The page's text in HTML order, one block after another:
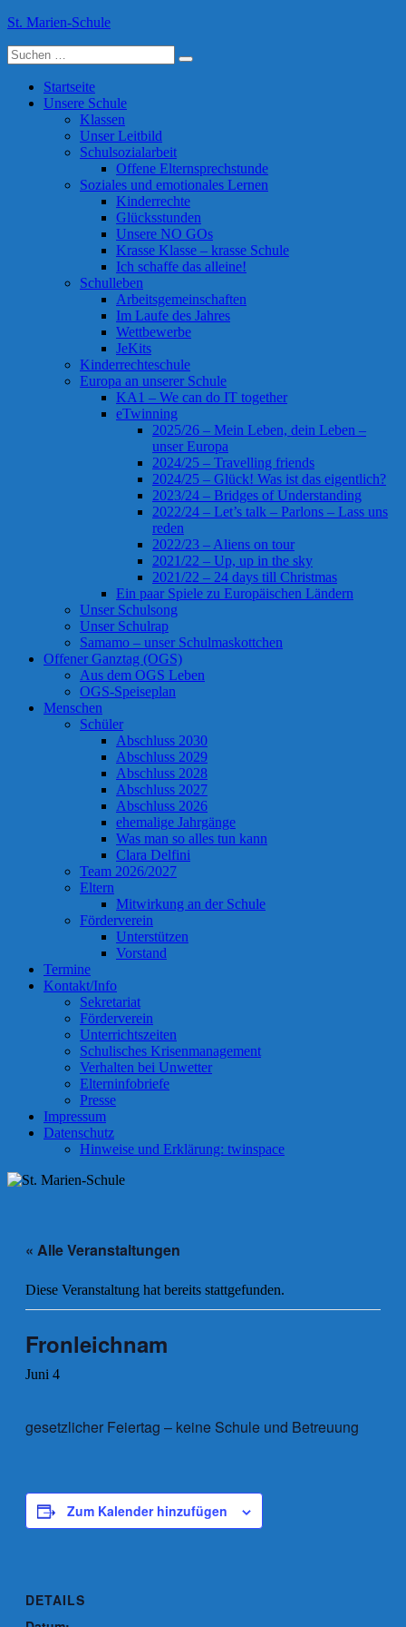
Skip
content
St. Marien-Schule
Katholische Grundschule in Moers
Suche
nach:
Startseite
Unsere Schule
Klassen
Unser Leitbild
Schulsozialarbeit
Offene Elternsprechstunde
Soziales und emotionales Lernen
Kinderrechte
Glücksstunden
Unsere NO GOs
Krasse Klasse – krasse Schule
Ich schaffe das alleine!
Schulleben
Arbeitsgemeinschaften
Im Laufe des Jahres
Wettbewerbe
JeKits
Kinderrechteschule
Europa an unserer Schule
KA1 – We can do IT together
eTwinning
2025/26 – Mein Leben, dein Leben –
unser Europa
2024/25 – Travelling friends
2024/25 – Glück! Was ist das eigentlich?
2023/24 – Bridges of Understanding
2022/24 – Let’s talk – Parlons – Lass uns
reden
2022/23 – Aliens on tour
2021/22 – Up, up in the sky
2021/22 – 24 days till Christmas
Ein paar Spiele zu Europäischen Ländern
Unser Schulsong
Unser Schulrap
Samamo – unser Schulmaskottchen
Offener Ganztag (OGS)
Aus dem OGS Leben
OGS-Speiseplan
Menschen
Schüler
Abschluss 2030
Abschluss 2029
Abschluss 2028
Abschluss 2027
Abschluss 2026
ehemalige Jahrgänge
Was man so alles tun kann
Clara Delfini
Team 2026/2027
Eltern
Mitwirkung an der Schule
Förderverein
Unterstützen
Vorstand
Termine
Kontakt/Info
Sekretariat
Förderverein
Unterrichtszeiten
Schulisches Krisenmanagement
Verhalten bei Unwetter
Elterninfobriefe
Presse
Impressum
Datenschutz
Hinweise und Erklärung: twinspace
« Alle Veranstaltungen
Diese Veranstaltung hat bereits stattgefunden.
Fronleichnam
Juni 4
gesetzlicher Feiertag – keine Schule und Betreuung
Zum Kalender hinzufügen
DETAILS